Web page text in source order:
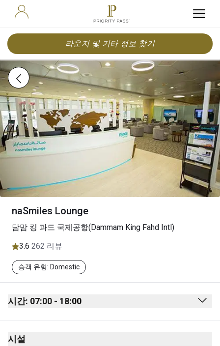
라운지 및 기타 정보 찾기
naSmiles Lounge
담맘 킹 파드 국제공항(Dammam King Fahd Intl)
3.6 262 리뷰
승객 유형: Domestic
시간: 07:00 - 18:00
Monday 07:00 - 18:00
Tuesday
시설